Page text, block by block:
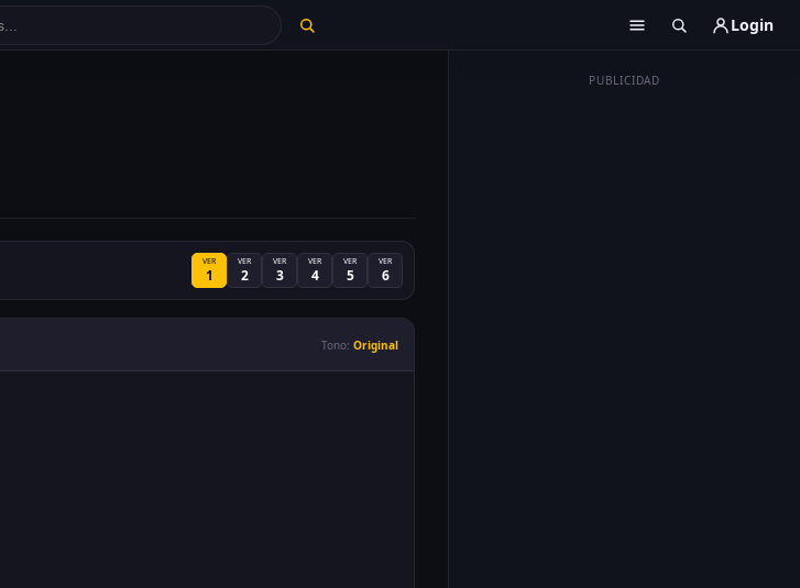
Login
PUBLICIDAD
VER
1
VER
2
VER
3
VER
4
VER
5
VER
6
Tono: Original